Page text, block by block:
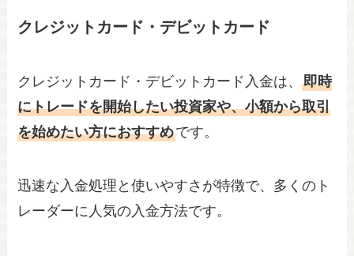
クレジットカード・デビットカード
クレジットカード・デビットカード入金は、即時
にトレードを開始したい投資家や、小額から取引
を始めたい方におすすめです。
迅速な入金処理と使いやすさが特徴で、多くのト
レーダーに人気の入金方法です。